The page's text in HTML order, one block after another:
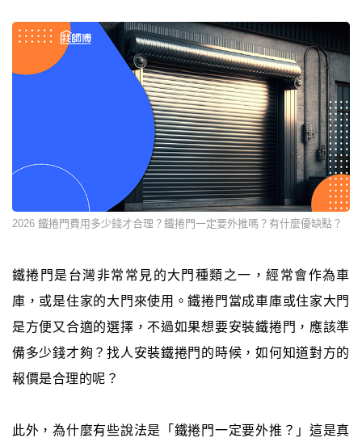
2026 鐵捲門費用多少錢才合理？鐵捲門一定要外推嗎？有什麼優缺點？
鐵捲門是台灣非常常見的大門種類之一，經常會作為車
庫，或是住家的大門來使用。鐵捲門當成車庫或住家大門
是方便又合適的選擇，不過如果想要安裝鐵捲門，應該準
備多少錢才夠？找人安裝鐵捲門的時候，如何知道對方的
報價是合理的呢？
此外，為什麼有些說法是「鐵捲門一定要外推？」這是真